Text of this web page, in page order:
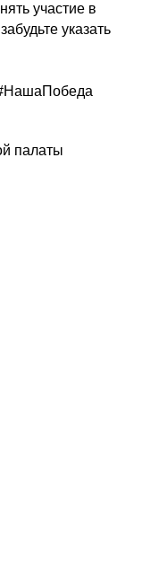
участие в
указать
палаты